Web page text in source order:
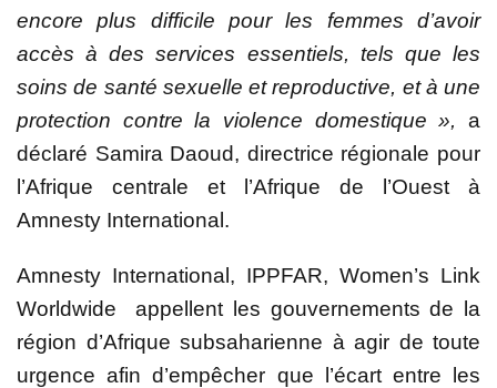
encore plus difficile pour les femmes d’avoir
accès à des services essentiels, tels que les
soins de santé sexuelle et reproductive, et à une
protection contre la violence domestique »,
a
déclaré Samira Daoud, directrice régionale pour
l’Afrique centrale et l’Afrique de l’Ouest à
Amnesty International.
Amnesty International, IPPFAR, Women’s Link
Worldwideappellent les gouvernements de la
région d’Afrique subsaharienne à agir de toute
urgence afin d’empêcher que l’écart entre les